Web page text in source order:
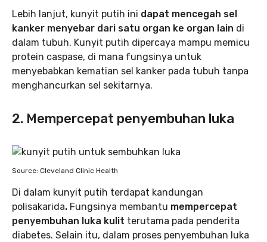
Lebih lanjut, kunyit putih ini dapat mencegah sel
kanker menyebar dari satu organ ke organ lain di
dalam tubuh. Kunyit putih dipercaya mampu memicu
protein caspase, di mana fungsinya untuk
menyebabkan kematian sel kanker pada tubuh tanpa
menghancurkan sel sekitarnya.
2. Mempercepat penyembuhan luka
Source: Cleveland Clinic Health
Di dalam kunyit putih terdapat kandungan
polisakarida. Fungsinya membantu mempercepat
penyembuhan luka kulit terutama pada penderita
diabetes. Selain itu, dalam proses penyembuhan luka